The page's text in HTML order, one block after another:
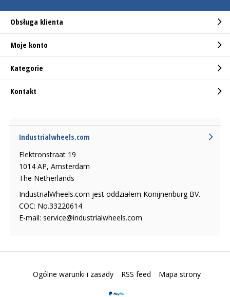
Obsługa klienta
Moje konto
Kategorie
Kontakt
Industrialwheels.com
Elektronstraat 19
1014 AP, Amsterdam
The Netherlands
IndustrialWheels.com jest oddziałem Konijnenburg BV.
COC: No.33220614
E-mail: service@industrialwheels.com
Ogólne warunki i zasady RSS feed Mapa strony